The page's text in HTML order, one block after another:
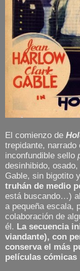
El comienzo de
trepidante,
inconfundible sello
desinhibido,
Gable, sin bigotito
truhán de medio
está buscando…)
a pequeña escala,
colaboración de
él. La secuencia
viandante), con
conserva el más
películas cómicas